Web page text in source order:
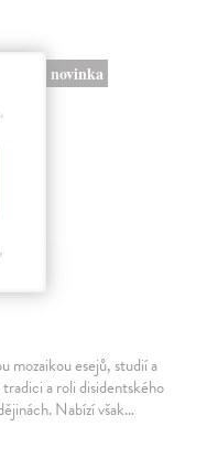
novinka
mozaikou esejů, studií a
a roli disidentského
Nabízí však…